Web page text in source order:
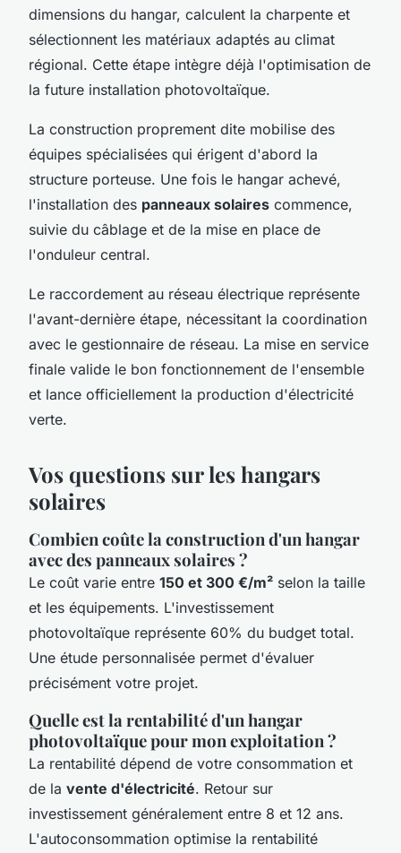
dimensions du hangar, calculent la charpente et
sélectionnent les matériaux adaptés au climat
régional. Cette étape intègre déjà l'optimisation de
la future installation photovoltaïque.
La construction proprement dite mobilise des
équipes spécialisées qui érigent d'abord la
structure porteuse. Une fois le hangar achevé,
l'installation des panneaux solaires commence,
suivie du câblage et de la mise en place de
l'onduleur central.
Le raccordement au réseau électrique représente
l'avant-dernière étape, nécessitant la coordination
avec le gestionnaire de réseau. La mise en service
finale valide le bon fonctionnement de l'ensemble
et lance officiellement la production d'électricité
verte.
Vos questions sur les hangars
solaires
Combien coûte la construction d'un hangar
avec des panneaux solaires ?
Le coût varie entre 150 et 300 €/m² selon la taille
et les équipements. L'investissement
photovoltaïque représente 60% du budget total.
Une étude personnalisée permet d'évaluer
précisément votre projet.
Quelle est la rentabilité d'un hangar
photovoltaïque pour mon exploitation ?
La rentabilité dépend de votre consommation et
de la vente d'électricité. Retour sur
investissement généralement entre 8 et 12 ans.
L'autoconsommation optimise la rentabilité